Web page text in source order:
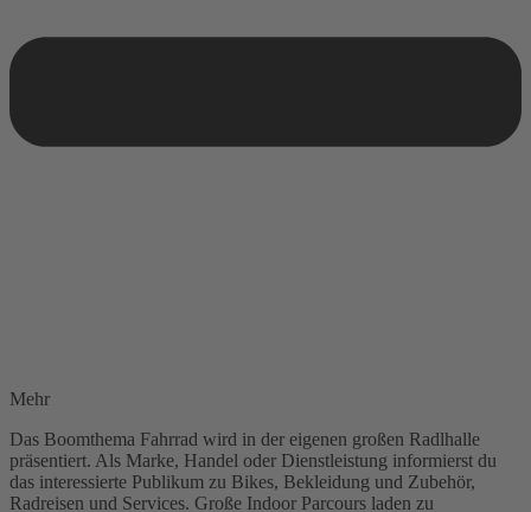
Mehr
Das Boomthema Fahrrad wird in der eigenen großen Radlhalle
präsentiert. Als Marke, Handel oder Dienstleistung informierst du
das interessierte Publikum zu Bikes, Bekleidung und Zubehör,
Radreisen und Services. Große Indoor Parcours laden zu